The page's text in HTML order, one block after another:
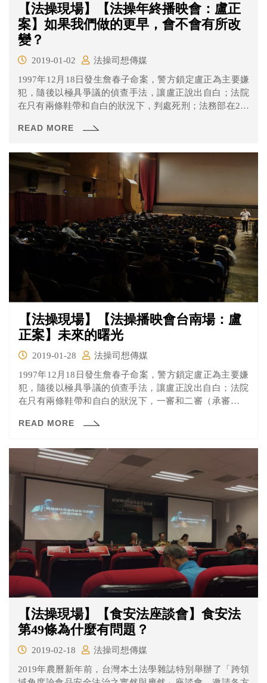
【法操現場】【法操年終播映會：盧正
案】如果我們做的更早，會不會有所改
變？
2019-01-02
法操司想傳媒
1997年12月18日發生詹春子命案，警方鎖定盧正為主要嫌
犯，隨後以極具爭議的偵查手法，讓盧正說出自白；法院
在只有兩條鞋帶和自白的狀況下，判處死刑；法務部在2個
下結束。
READ MORE
【法操現場】【法操播映會台南場：盧
正案】未來的曙光
2019-01-28
法操司想傳媒
1997年12月18日發生詹春子命案，警方鎖定盧正為主要嫌
犯，隨後以極具爭議的偵查手法，讓盧正說出自白；法院
在只有兩條鞋帶和自白的狀況下，一審和二審（承審法官
個月內，迅速執行死刑，盧正短短31年的生命，在司法的
READ MORE
【法操現場】【食安法座談會】食安法
第49條為什麼有問題？
2019-02-18
法操司想傳媒
2019年農曆新年前，台灣本土法學雜誌特別舉辦了「跨領